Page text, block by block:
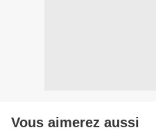
Vous aimerez aussi